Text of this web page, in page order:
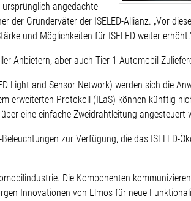
angedachte
der Gründerväter der ISELED-Allianz. „Vor
und Möglichkeiten für ISELED weiter
Anbietern, aber auch Tier 1 Automobil-
Light and Sensor Network) werden sich die
erweiterten Protokoll (ILaS) können künftig
eine einfache Zweidrahtleitung angesteuert
zur Verfügung, die das ISELED-
Die Komponenten
Innovationen von Elmos für neue